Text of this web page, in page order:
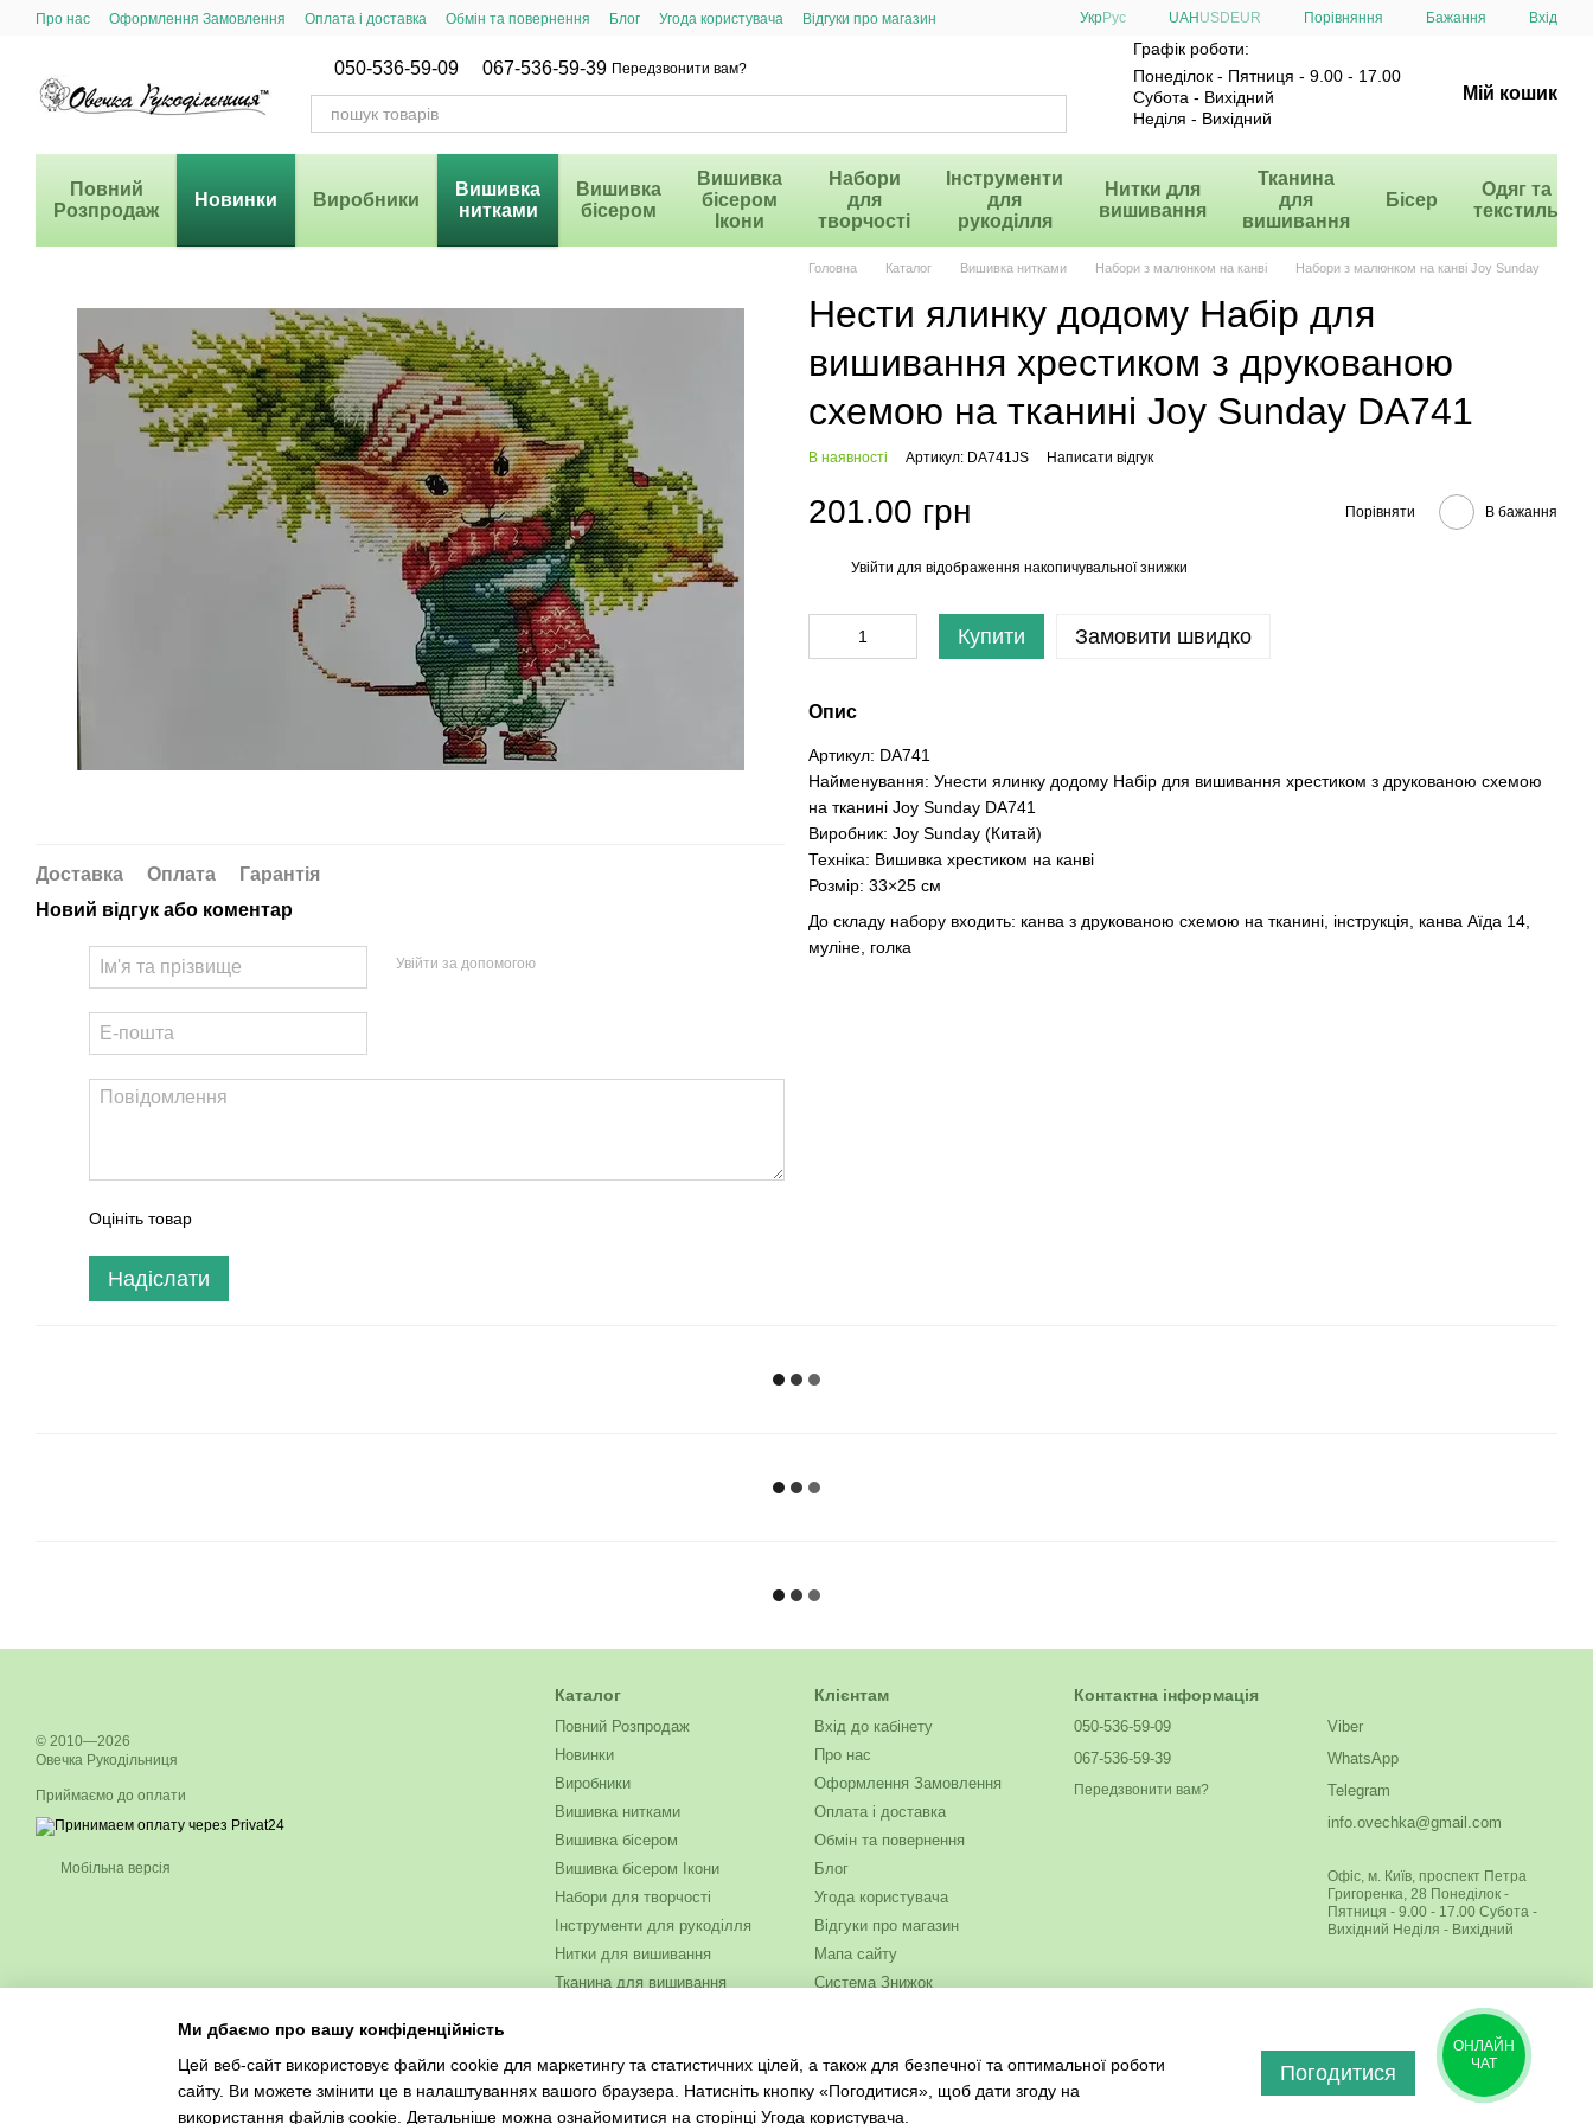
Перейти до основного контенту
Про нас Оформлення Замовлення Оплата і доставка Обмін та повернення Блог Угода користувача
Відгуки про магазин
УкрРус UAH USD EUR Порівняння Бажання Вхід
050-536-59-09 067-536-59-39 Передзвонити вам?
Графік роботи:
Понеділок - Пятниця - 9.00 - 17.00
Субота - Вихідний
Неділя - Вихідний
Мій кошик
Повний
Розпродаж
Новинки Виробники
Вишивка
нитками
Вишивка
бісером
Вишивка
бісером
Ікони
Набори
для
творчості
Інструменти
для
рукоділля
Нитки для
вишивання
Тканина
для
вишивання
Бісер
Одяг та
текстиль
Доставка Оплата
Гарантія
Новий відгук або коментар
Увійти за допомогою
Оцініть товар
Надіслати
Головна Каталог Вишивка нитками Набори з малюнком на канві Набори з малюнком на канві Joy Sunday
Нести ялинку додому Набір для
вишивання хрестиком з друкованою
схемою на тканині Joy Sunday DA741
В наявності Артикул: DA741JS Написати відгук
201.00 грн Порівняти В бажання
Увійти для відображення накопичувальної знижки
Купити Замовити швидко
Опис
Артикул: DA741
Найменування: Унести ялинку додому Набір для вишивання хрестиком з друкованою схемою
на тканині Joy Sunday DA741
Виробник: Joy Sunday (Китай)
Техніка: Вишивка хрестиком на канві
Розмір: 33×25 см
До складу набору входить: канва з друкованою схемою на тканині, інструкція, канва Аїда 14,
муліне, голка
© 2010—2026
Овечка Рукодільниця
Приймаємо до оплати
Мобільна версія
Каталог
Повний Розпродаж
Новинки
Виробники
Вишивка нитками
Вишивка бісером
Вишивка бісером Ікони
Набори для творчості
Інструменти для рукоділля
Нитки для вишивання
Тканина для вишивання
Журнали для рукоділля
Клієнтам
Вхід до кабінету
Про нас
Оформлення Замовлення
Оплата і доставка
Обмін та повернення
Блог
Угода користувача
Відгуки про магазин
Мапа сайту
Система Знижок
Контактна інформація
050-536-59-09
067-536-59-39
Передзвонити вам?
Viber
WhatsApp
Telegram
info.ovechka@gmail.com
Офіс, м. Київ, проспект Петра
Григоренка, 28 Понеділок -
Пятниця - 9.00 - 17.00 Субота -
Вихідний Неділя - Вихідний
Ми дбаємо про вашу конфіденційність
Цей веб-сайт використовує файли cookie для маркетингу та статистичних цілей, а також для безпечної та оптимальної роботи
сайту. Ви можете змінити це в налаштуваннях вашого браузера. Натисніть кнопку «Погодитися», щоб дати згоду на
використання файлів cookie. Детальніше можна ознайомитися на сторінці Угода користувача
Погодитися
ОНЛАЙН
ЧАТ